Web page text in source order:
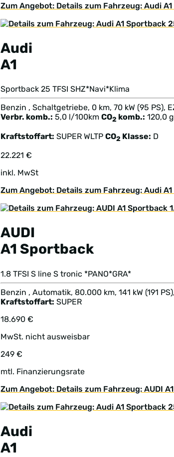
Zum Angebot: Details zum Fahrzeug: Audi
Audi
A1
Sportback 25 TFSI SHZ*Navi*Klima
Benzin , Schaltgetriebe, 0 km, 70 kW (95 PS),
Verbr. komb.: 5,0 l/100km CO2 komb.: 120,0
Kraftstoffart: SUPER WLTPCO2 Klasse: D
22.221 €
inkl. MwSt
Zum Angebot: Details zum Fahrzeug: Audi
AUDI
A1 Sportback
1.8 TFSI S line S tronic *PANO*GRA*
Benzin , Automatik, 80.000 km, 141 kW (191
Kraftstoffart: SUPER
18.690 €
MwSt. nicht ausweisbar
249 €
mtl. Finanzierungsrate
Zum Angebot: Details zum Fahrzeug: AUDI
Audi
A1